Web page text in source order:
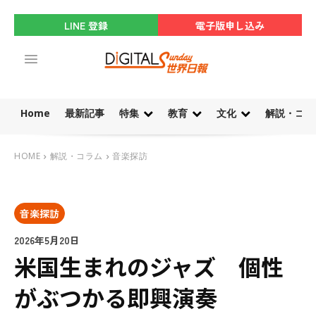
LINE 登録 電子版申し込み
Home 最新記事 特集 教育 文化 解説・コ
HOME 解説・コラム 音楽探訪
音楽探訪
2026年5月20日
米国生まれのジャズ 個性
がぶつかる即興演奏